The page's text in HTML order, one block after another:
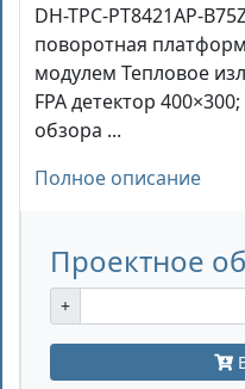
DH-TPC-PT8421AP-
поворотная
модулем Тепловое
FPA детектор
обзора ...
Полное описание
Проектное
+